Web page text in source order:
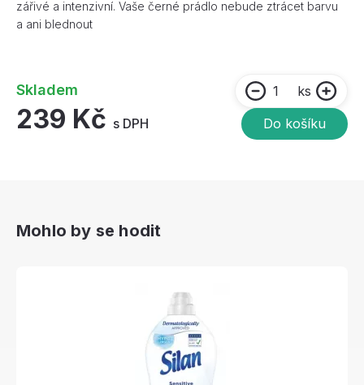
zářivé a intenzivní. Vaše černé prádlo nebude ztrácet barvu
a ani blednout
Skladem
239 Kč s DPH
ks
Do košíku
Mohlo by se hodit